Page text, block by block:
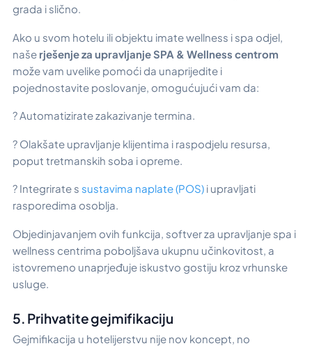
grada i slično.
Ako u svom hotelu ili objektu imate wellness i spa odjel,
naše rješenje za upravljanje SPA & Wellness centrom
može vam uvelike pomoći da unaprijedite i
pojednostavite poslovanje, omogućujući vam da:
? Automatizirate zakazivanje termina.
? Olakšate upravljanje klijentima i raspodjelu resursa,
poput tretmanskih soba i opreme.
? Integrirate s sustavima naplate (POS) i upravljati
rasporedima osoblja.
Objedinjavanjem ovih funkcija, softver za upravljanje spa i
wellness centrima poboljšava ukupnu učinkovitost, a
istovremeno unaprjeđuje iskustvo gostiju kroz vrhunske
usluge.
5. Prihvatite gejmifikaciju
Gejmifikacija u hotelijerstvu nije nov koncept, no